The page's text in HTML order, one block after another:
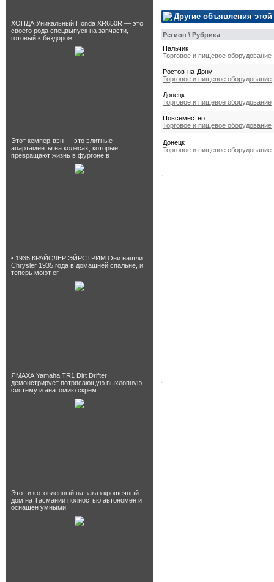
ХОНДА Уникальный Honda XR650R — это
своего рода спецвыпуск на запчасти,
готовый к бездорож
Этот кемпер-вэн — это элитные
апартаменты на колесах, которые
превращают жизнь в фургоне в
• 1935 КРАЙСЛЕР ЭЙРСТРИМ Они нашли
Chrysler 1935 года в домашней спальне, и
теперь моют ег
ЯМАХА Yamaha TR1 Dirt Drifter
демонстрирует потрясающую выхлопную
систему и анатомию скрем
Этот изготовленный на заказ крошечный
дом на Тасмании полностью автономен и
оснащен умными
Другие объявления
Регион \ Рубрика
Нальчик
Торговое и пищевое оборудование
Ростов-на-Дону
Торговое и пищевое оборудование
Донецк
Торговое и пищевое оборудование
Повсеместно
Торговое и пищевое оборудование
Донецк
Торговое и пищевое оборудование